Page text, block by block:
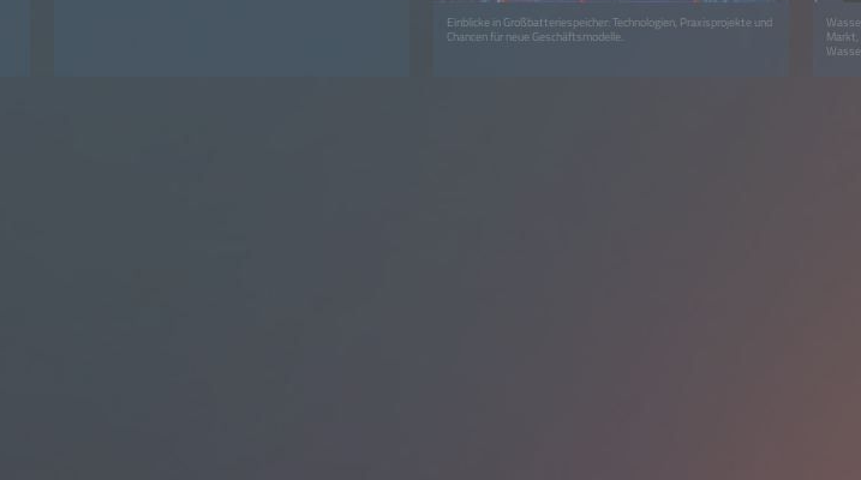
Einblicke in Großbatteriespeicher: Technologien, Praxisprojekte und
Chancen für neue Geschäftsmodelle.
Markt,